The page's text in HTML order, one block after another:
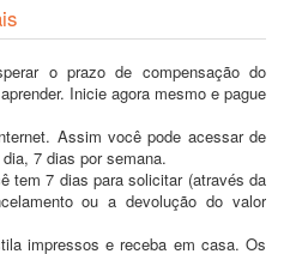
o prazo de compensação do
Inicie agora mesmo e pague
Assim você pode acessar de
7 dias por semana.
tem 7 dias para solicitar (através da
ou a devolução do valor
impressos e receba em casa. Os